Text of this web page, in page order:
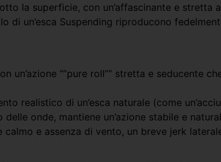
la superficie, con un’affascinante e stretta
di un’esca Suspending riproducono
“”pure roll”” stretta e seducente
realistico di un’esca naturale (come
onde, mantiene un’azione stabile e
e assenza di vento, un breve jerk